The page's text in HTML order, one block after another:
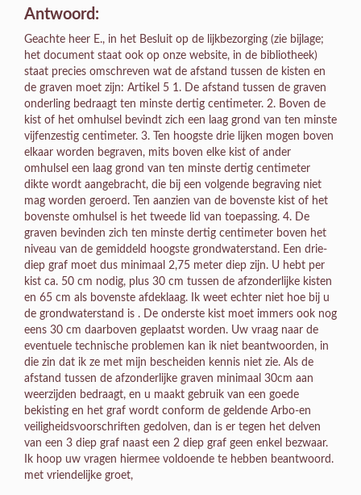
Antwoord:
Geachte heer E., in het Besluit op de lijkbezorging (zie bijlage;
het document staat ook op onze website, in de bibliotheek)
staat precies omschreven wat de afstand tussen de kisten en
de graven moet zijn: Artikel 5 1. De afstand tussen de graven
onderling bedraagt ten minste dertig centimeter. 2. Boven de
kist of het omhulsel bevindt zich een laag grond van ten minste
vijfenzestig centimeter. 3. Ten hoogste drie lijken mogen boven
elkaar worden begraven, mits boven elke kist of ander
omhulsel een laag grond van ten minste dertig centimeter
dikte wordt aangebracht, die bij een volgende begraving niet
mag worden geroerd. Ten aanzien van de bovenste kist of het
bovenste omhulsel is het tweede lid van toepassing. 4. De
graven bevinden zich ten minste dertig centimeter boven het
niveau van de gemiddeld hoogste grondwaterstand. Een drie-
diep graf moet dus minimaal 2,75 meter diep zijn. U hebt per
kist ca. 50 cm nodig, plus 30 cm tussen de afzonderlijke kisten
en 65 cm als bovenste afdeklaag. Ik weet echter niet hoe bij u
de grondwaterstand is . De onderste kist moet immers ook nog
eens 30 cm daarboven geplaatst worden. Uw vraag naar de
eventuele technische problemen kan ik niet beantwoorden, in
die zin dat ik ze met mijn bescheiden kennis niet zie. Als de
afstand tussen de afzonderlijke graven minimaal 30cm aan
weerzijden bedraagt, en u maakt gebruik van een goede
bekisting en het graf wordt conform de geldende Arbo-en
veiligheidsvoorschriften gedolven, dan is er tegen het delven
van een 3 diep graf naast een 2 diep graf geen enkel bezwaar.
Ik hoop uw vragen hiermee voldoende te hebben beantwoord.
met vriendelijke groet,